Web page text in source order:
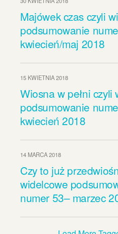
Majówek czas czyli
podsumowanie
kwiecień/maj 2018
15 KWIETNIA 2018
Wiosna w pełni czyli
podsumowanie
kwiecień 2018
14 MARCA 2018
Czy to już
widelcowe
numer 53– marzec